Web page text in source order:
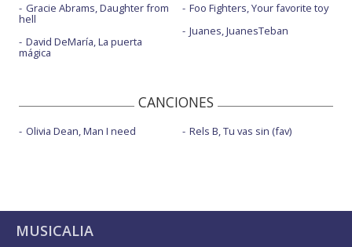
Gracie Abrams, Daughter from
hell
David DeMaría, La puerta
mágica
Foo Fighters, Your favorite toy
Juanes, JuanesTeban
CANCIONES
Olivia Dean, Man I need Rels B, Tu vas sin (fav)
MUSICALIA